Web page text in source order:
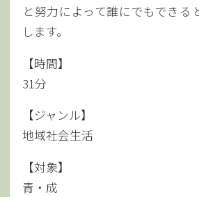
と努力によって誰にでもできる
します。
【時間】
31分
【ジャンル】
地域社会生活
【対象】
青・成